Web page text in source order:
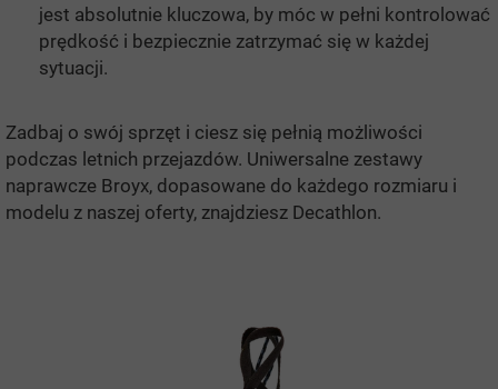
jest absolutnie kluczowa, by móc w pełni kontrolować
prędkość i bezpiecznie zatrzymać się w każdej
sytuacji.
Zadbaj o swój sprzęt i ciesz się pełnią możliwości
podczas letnich przejazdów. Uniwersalne zestawy
naprawcze Broyx, dopasowane do każdego rozmiaru i
modelu z naszej oferty, znajdziesz Decathlon.